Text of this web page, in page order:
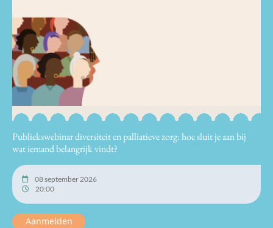
Publiekswebinar diversiteit en palliatieve zorg: hoe sluit je aan bij
wat iemand belangrijk vindt?
08 september 2026
20:00
Aanmelden